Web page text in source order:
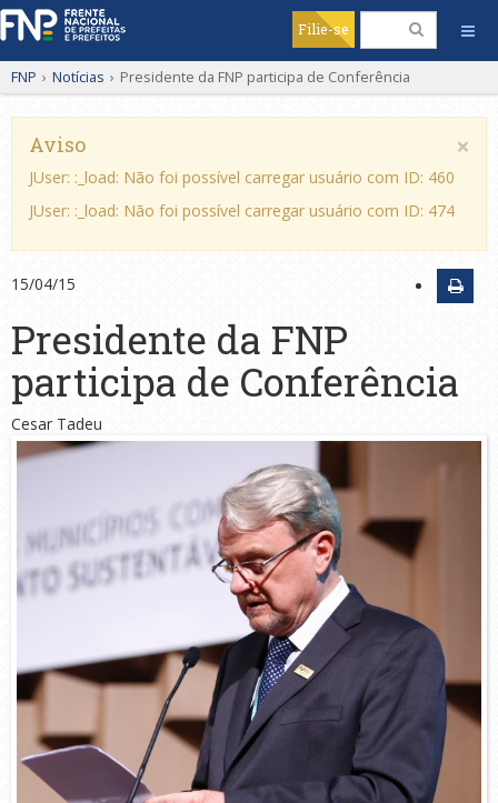
Filie-se
FNP › Notícias › Presidente da FNP participa de Conferência
×
Aviso
JUser: :_load: Não foi possível carregar usuário com ID: 460
JUser: :_load: Não foi possível carregar usuário com ID: 474
15/04/15
Presidente da FNP
participa de Conferência
Cesar Tadeu